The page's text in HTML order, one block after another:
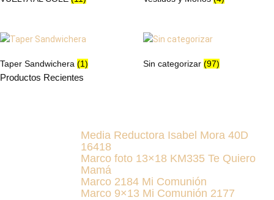
Taper Sandwichera (1) Sin categorizar (97)
Productos Recientes
Media Reductora Isabel Mora 40D
16418
Marco foto 13×18 KM335 Te Quiero
Mamá
Marco 2184 Mi Comunión
Marco 9×13 Mi Comunión 2177